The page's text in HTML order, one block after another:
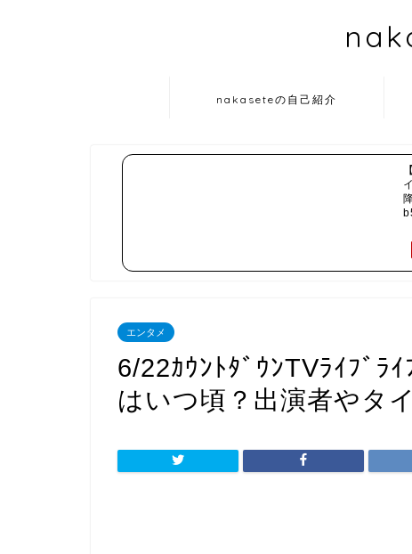
nakaseteの自己紹介
エンタメ
6/22ｶｳﾝﾄﾀﾞｳﾝTVﾗｲﾌﾞﾗ
はいつ頃？出演者やタ